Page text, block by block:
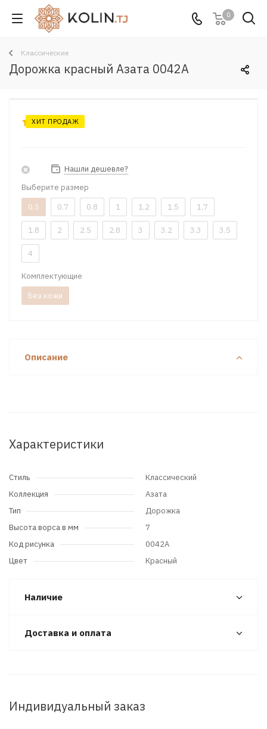
0
Классические
Дорожка красный Азата 0042A
ХИТ ПРОДАЖ
Нашли дешевле?
Выберите размер
0.5
0.7 0.8 1 1.2 1.5 1.7
1.8 2 2.5 2.8 3 3.2 3.3 3.5
4
Комплектующие
Без кожи
Описание
Характеристики
Стиль
Классический
Коллекция
Азата
Тип
Дорожка
Высота ворса в мм
7
Код рисунка
0042A
Цвет
Красный
Наличие
Доставка и оплата
Индивидуальный заказ